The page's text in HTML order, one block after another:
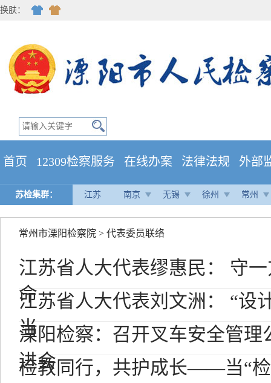
换肤：
首页 12309检察服务 在线办案 法律法规 外部
苏检集群： 江苏 南京 无锡 徐州 常州
常州市溧阳检察院 > 代表委员联络
江苏省人大代表缪惠民： 守
命
江苏省人大代表刘文洲： “设
当
溧阳检察：召开叉车安全管理
进会
检教同行，共护成长——当“